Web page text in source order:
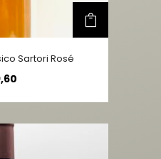
Sartori Rosé